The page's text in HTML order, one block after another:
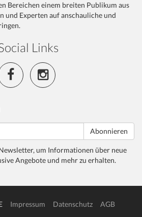
Bereichen einem breiten Publikum aus
und Experten auf anschauliche und
Links
Abonnieren
um Informationen über neue
Angebote und mehr zu erhalten.
Impressum Datenschutz
AGB